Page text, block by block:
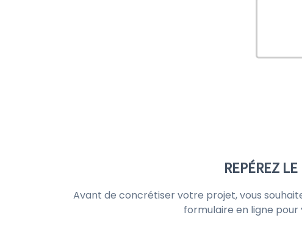
REPÉREZ
Avant de concrétiser votre projet, vous
formulaire en ligne pour